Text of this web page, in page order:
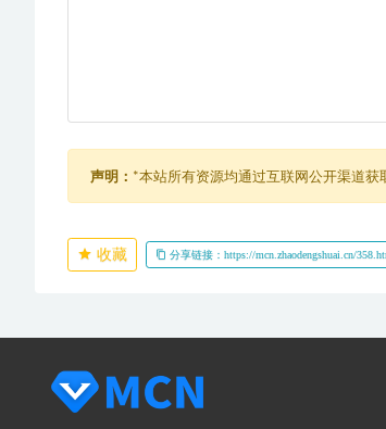
声明： *本站所有资源均通过互联网公开渠道获
收藏 分享链接：https://mcn.zhaodengshuai.cn/